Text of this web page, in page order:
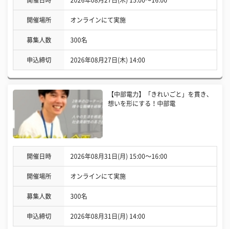
開催場所 オンラインにて実施
募集人数 300名
申込締切 2026年08月27日(木) 14:00
【中部電力】「きれいごと」を貫き、
想いを形にする！中部電
開催日時 2026年08月31日(月) 15:00〜16:00
開催場所 オンラインにて実施
募集人数 300名
申込締切 2026年08月31日(月) 14:00